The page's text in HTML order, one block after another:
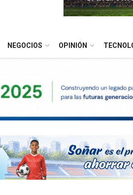
NEGOCIOS OPINIÓN